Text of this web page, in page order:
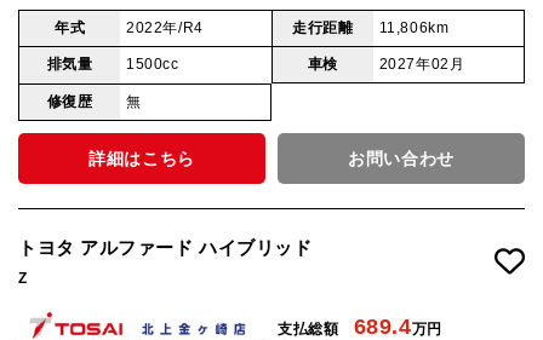
年式 2022年/R4 走行距離 11,806km
排気量 1500cc 車検 2027年02月
修復歴 無
詳細はこちら お問い合わせ
トヨタ アルファード ハイブリッド
Z
支払総額 689.4万円